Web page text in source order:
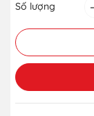
Số lượng –